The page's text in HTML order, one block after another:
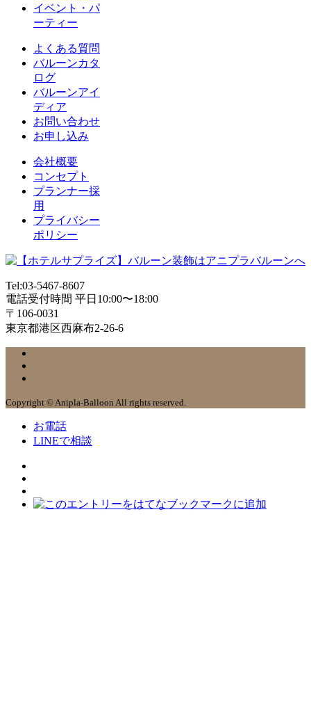
イベント・パ
ーティー
よくある質問
バルーンカタ
ログ
バルーンアイ
ディア
お問い合わせ
お申し込み
会社概要
コンセプト
プランナー採
用
プライバシー
ポリシー
Tel:03-5467-8607
電話受付時間 平日10:00〜18:00
〒106-0031
東京都港区西麻布2-26-6
Copyright © Anipla-Balloon All rights reserved.
お電話
LINEで相談